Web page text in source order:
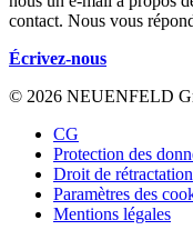
contact. Nous vous
Écrivez-nous
© 2026 NEUENFELD
CG
Protection des
Droit de rétractation
Paramètres des
Mentions légales